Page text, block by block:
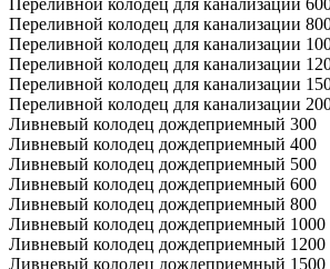
Переливной колодец для канализации
Переливной колодец для канализации
Переливной колодец для канализации
Переливной колодец для канализации
Переливной колодец для канализации
Ливневый колодец дождеприемный 300
Ливневый колодец дождеприемный 400
Ливневый колодец дождеприемный 500
Ливневый колодец дождеприемный 600
Ливневый колодец дождеприемный 800
Ливневый колодец дождеприемный 1000
Ливневый колодец дождеприемный 1200
Ливневый колодец дождеприемный 1500